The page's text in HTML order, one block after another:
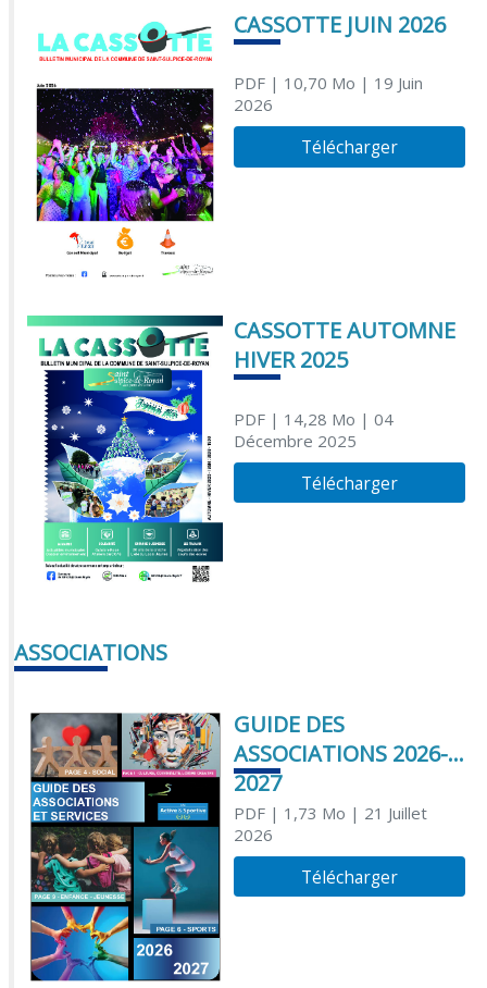
CASSOTTE JUIN 2026
PDF| 10,70 Mo | 19 Juin
2026
Télécharger
CASSOTTE AUTOMNE
HIVER 2025
PDF| 14,28 Mo | 04
Décembre 2025
Télécharger
ASSOCIATIONS
GUIDE DES
ASSOCIATIONS 2026-
2027
PDF| 1,73 Mo | 21 Juillet
2026
Télécharger